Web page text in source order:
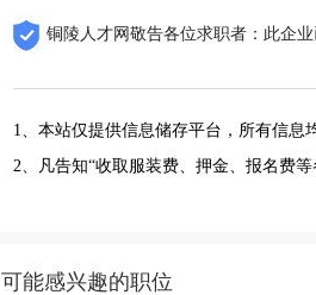
铜陵人才网敬告各位求职者：此企
1、本站仅提供信息储存平台，所有信息
2、凡告知“收取服装费、押金、报名费
可能感兴趣的职位